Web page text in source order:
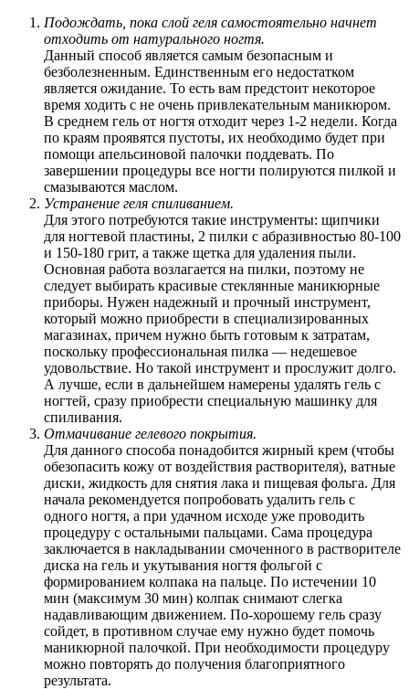
Подождать, пока слой геля самостоятельно начнет
отходить от натурального ногтя.
Данный способ является самым безопасным и
безболезненным. Единственным его недостатком
является ожидание. То есть вам предстоит некоторое
время ходить с не очень привлекательным маникюром.
В среднем гель от ногтя отходит через 1-2 недели. Когда
по краям проявятся пустоты, их необходимо будет при
помощи апельсиновой палочки поддевать. По
завершении процедуры все ногти полируются пилкой и
смазываются маслом.
Устранение геля спиливанием.
Для этого потребуются такие инструменты: щипчики
для ногтевой пластины, 2 пилки с абразивностью 80-100
и 150-180 грит, а также щетка для удаления пыли.
Основная работа возлагается на пилки, поэтому не
следует выбирать красивые стеклянные маникюрные
приборы. Нужен надежный и прочный инструмент,
который можно приобрести в специализированных
магазинах, причем нужно быть готовым к затратам,
поскольку профессиональная пилка — недешевое
удовольствие. Но такой инструмент и прослужит долго.
А лучше, если в дальнейшем намерены удалять гель с
ногтей, сразу приобрести специальную машинку для
спиливания.
Отмачивание гелевого покрытия.
Для данного способа понадобится жирный крем (чтобы
обезопасить кожу от воздействия растворителя), ватные
диски, жидкость для снятия лака и пищевая фольга. Для
начала рекомендуется попробовать удалить гель с
одного ногтя, а при удачном исходе уже проводить
процедуру с остальными пальцами. Сама процедура
заключается в накладывании смоченного в растворителе
диска на гель и укутывания ногтя фольгой с
формированием колпака на пальце. По истечении 10
мин (максимум 30 мин) колпак снимают слегка
надавливающим движением. По-хорошему гель сразу
сойдет, в противном случае ему нужно будет помочь
маникюрной палочкой. При необходимости процедуру
можно повторять до получения благоприятного
результата.